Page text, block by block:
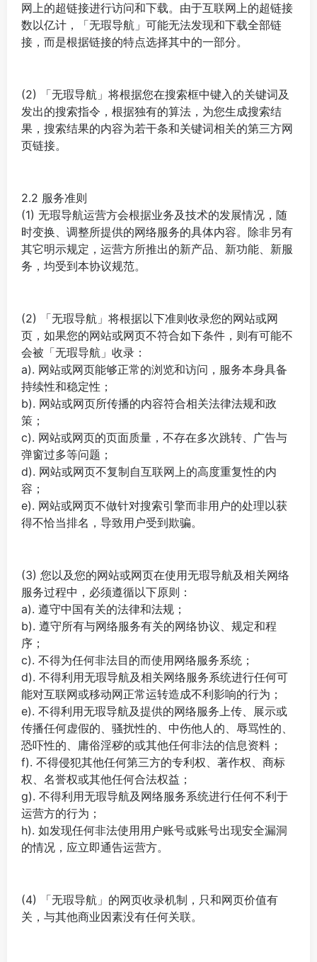
网上的超链接进行访问和下载。由于互联网上的超链接
数以亿计，「无瑕导航」可能无法发现和下载全部链
接，而是根据链接的特点选择其中的一部分。
(2) 「无瑕导航」将根据您在搜索框中键入的关键词及
发出的搜索指令，根据独有的算法，为您生成搜索结
果，搜索结果的内容为若干条和关键词相关的第三方网
页链接。
2.2 服务准则
(1) 无瑕导航运营方会根据业务及技术的发展情况，随
时变换、调整所提供的网络服务的具体内容。除非另有
其它明示规定，运营方所推出的新产品、新功能、新服
务，均受到本协议规范。
(2) 「无瑕导航」将根据以下准则收录您的网站或网
页，如果您的网站或网页不符合如下条件，则有可能不
会被「无瑕导航」收录：
a). 网站或网页能够正常的浏览和访问，服务本身具备
持续性和稳定性；
b). 网站或网页所传播的内容符合相关法律法规和政
策；
c). 网站或网页的页面质量，不存在多次跳转、广告与
弹窗过多等问题；
d). 网站或网页不复制自互联网上的高度重复性的内
容；
e). 网站或网页不做针对搜索引擎而非用户的处理以获
得不恰当排名，导致用户受到欺骗。
(3) 您以及您的网站或网页在使用无瑕导航及相关网络
服务过程中，必须遵循以下原则：
a). 遵守中国有关的法律和法规；
b). 遵守所有与网络服务有关的网络协议、规定和程
序；
c). 不得为任何非法目的而使用网络服务系统；
d). 不得利用无瑕导航及相关网络服务系统进行任何可
能对互联网或移动网正常运转造成不利影响的行为；
e). 不得利用无瑕导航及提供的网络服务上传、展示或
传播任何虚假的、骚扰性的、中伤他人的、辱骂性的、
恐吓性的、庸俗淫秽的或其他任何非法的信息资料；
f). 不得侵犯其他任何第三方的专利权、著作权、商标
权、名誉权或其他任何合法权益；
g). 不得利用无瑕导航及网络服务系统进行任何不利于
运营方的行为；
h). 如发现任何非法使用用户账号或账号出现安全漏洞
的情况，应立即通告运营方。
(4) 「无瑕导航」的网页收录机制，只和网页价值有
关，与其他商业因素没有任何关联。